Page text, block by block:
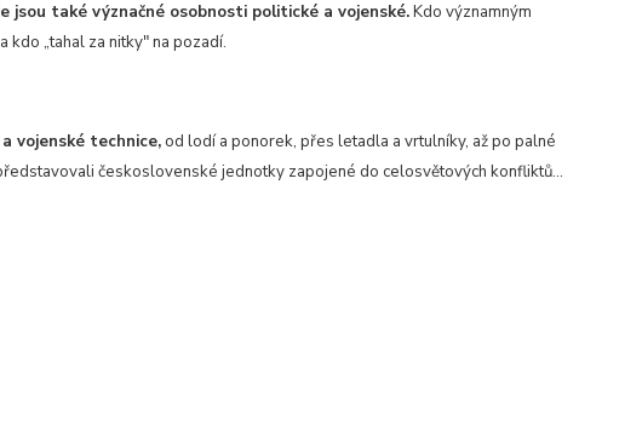
jsou také význačné osobnosti politické a vojenské.Kdo významným
„tahal za nitky" na pozadí.
vojenské technice,od lodí a ponorek, přes letadla a vrtulníky, až po palné
československé jednotky zapojené do celosvětových konfliktů...